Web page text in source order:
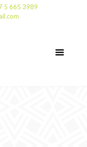
5 665 3989